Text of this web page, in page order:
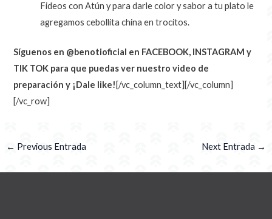
Fideos con Atún y para darle color y sabor a tu plato le
agregamos cebollita china en trocitos.
Síguenos en @benotioficial en FACEBOOK, INSTAGRAM y
TIK TOK para que puedas ver nuestro video de
preparación y ¡Dale like! [/vc_column_text][/vc_column]
[/vc_row]
← Previous Entrada Next Entrada →